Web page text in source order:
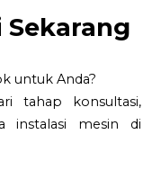
Sekarang
untuk Anda?
tahap konsultasi,
instalasi mesin di